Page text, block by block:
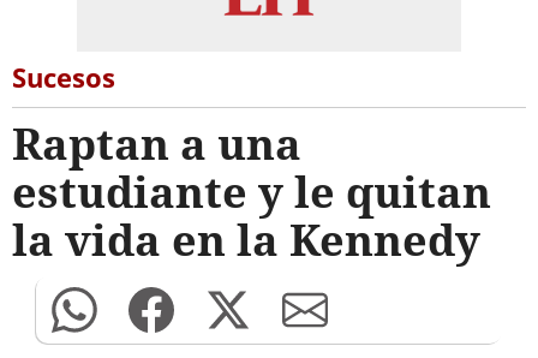
Sucesos
Raptan a una
estudiante y le quitan
la vida en la Kennedy